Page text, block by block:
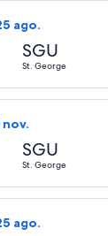
ago.
SGU
St. George
American
SGU
St. George
American
ago.
American